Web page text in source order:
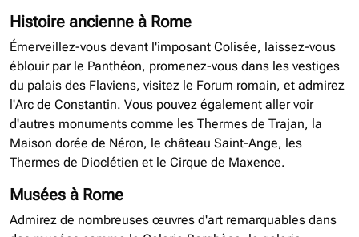
Histoire ancienne à Rome
Émerveillez-vous devant l'imposant Colisée, laissez-vous
éblouir par le Panthéon, promenez-vous dans les vestiges
du palais des Flaviens, visitez le Forum romain, et admirez
l'Arc de Constantin. Vous pouvez également aller voir
d'autres monuments comme les Thermes de Trajan, la
Maison dorée de Néron, le château Saint-Ange, les
Thermes de Dioclétien et le Cirque de Maxence.
Musées à Rome
Admirez de nombreuses œuvres d'art remarquables dans